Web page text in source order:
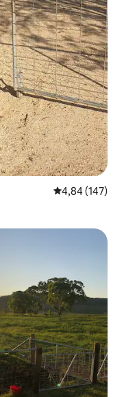
Évaluation
4,84 (147)